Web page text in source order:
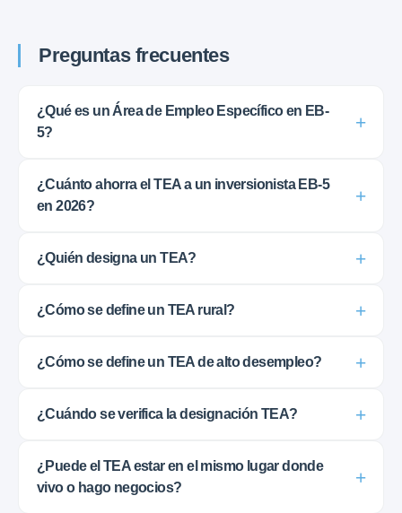
Preguntas frecuentes
¿Qué es un Área de Empleo Específico en EB-
5?
¿Cuánto ahorra el TEA a un inversionista EB-5
en 2026?
¿Quién designa un TEA?
¿Cómo se define un TEA rural?
¿Cómo se define un TEA de alto desempleo?
¿Cuándo se verifica la designación TEA?
¿Puede el TEA estar en el mismo lugar donde
vivo o hago negocios?